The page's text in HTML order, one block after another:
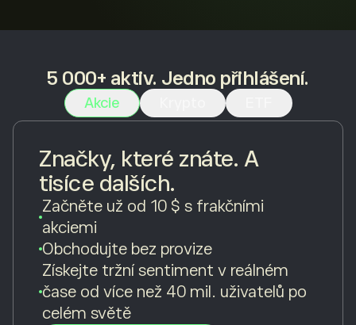
5 000+ aktiv. Jedno přihlášení.
Akcie
Značky, které znáte. A
tisíce dalších.
Začněte už od 10 $ s frakčními
akciemi
Obchodujte bez provize
Získejte tržní sentiment v reálném
čase od více než 40 mil. uživatelů po
celém světě